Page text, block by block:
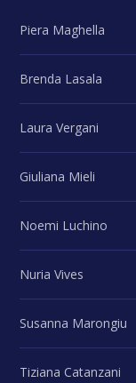
Piera Maghella
Brenda Lasala
Laura Vergani
Giuliana Mieli
Noemi Luchino
Nuria Vives
Susanna Marongiu
Tiziana Catanzani